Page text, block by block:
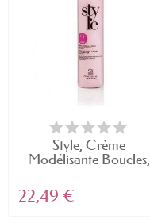
Style, Crème
Modélisante Boucles,
22,49 €